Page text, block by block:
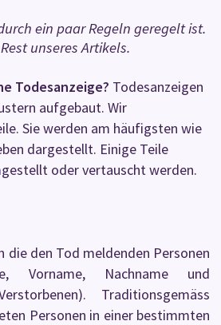
ein paar Regeln geregelt ist.
unseres Artikels.
Todesanzeige? Todesanzeigen
aufgebaut. Wir
Sie werden am häufigsten wie
dargestellt. Einige Teile
oder vertauscht werden.
die den Tod meldenden Personen
Vorname, Nachname und
Traditionsgemäss
Personen in einer bestimmten